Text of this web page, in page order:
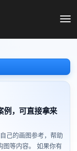
切
导
例，可直接拿来
己的画图参考，帮助
图等内容。 如果你有